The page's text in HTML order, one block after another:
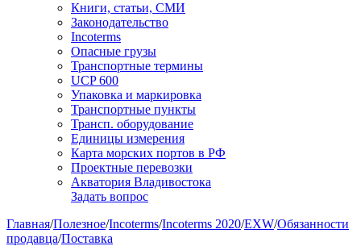
Книги, статьи, СМИ
Законодательство
Incoterms
Опасные грузы
Транспортные термины
UCP 600
Упаковка и маркировка
Транспортные пункты
Трансп. оборудование
Единицы измерения
Карта морских портов в РФ
Проектные перевозки
Акватория Владивостока
Задать вопрос
Главная/Полезное/Incoterms/Incoterms 2020/EXW/Обязанности
продавца/Поставка